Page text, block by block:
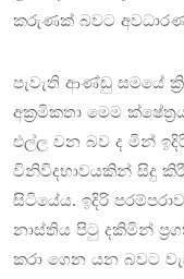
කරුණක් බවට
පැවැති ආණ්ඩු සමයේ
අක්‍රමිකතා මෙම
එල්ල වන බව ද මින්
විනිවිදභාවයකින් සිදු
සිටියේය. ඉදිරි
නාස්තිය පිටු දකිමින්
කරා ගෙන යන බවට